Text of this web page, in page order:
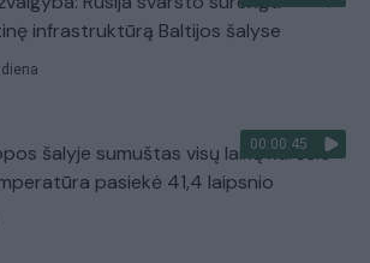
infrastruktūrą Baltijos šalyse
00:00:45
šalyje sumuštas visų laikų karščio
pasiekė 41,4 laipsnio